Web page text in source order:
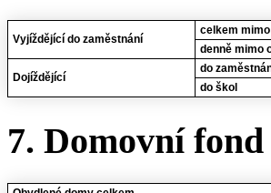
Vyjíždějící do zaměstnání
celkem
denně mimo
Dojíždějící
do
do škol
7. Domovní fond